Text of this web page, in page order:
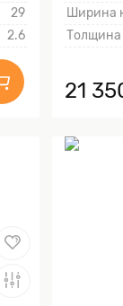
29
2.6
Ширина
Толщина
21